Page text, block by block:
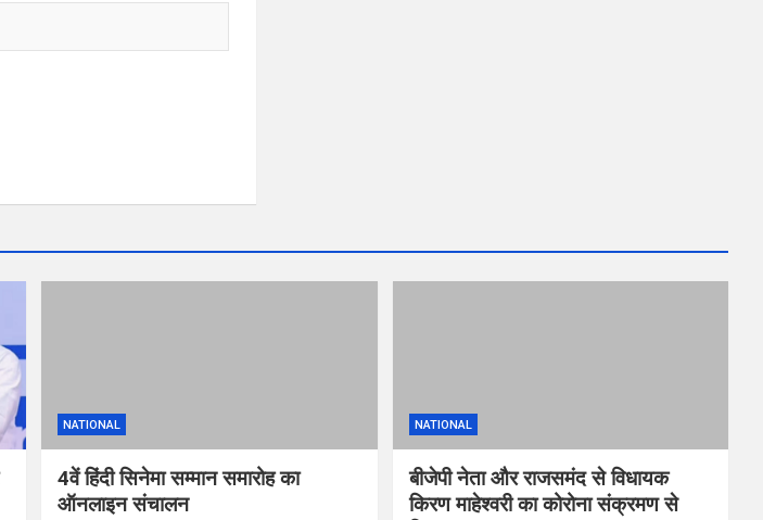
NATIONAL
4वें हिंदी सिनेमा सम्मान समारोह का
ऑनलाइन संचालन
NATIONAL
बीजेपी नेता और राजसमंद से विधायक
किरण माहेश्वरी का कोरोना संक्रमण से